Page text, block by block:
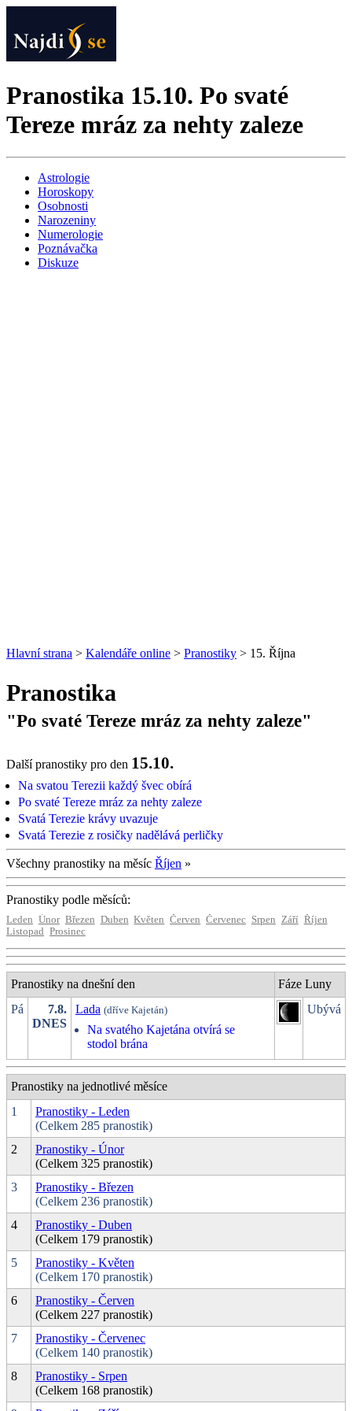
Pranostika 15.10. Po svaté
Tereze mráz za nehty zaleze
Astrologie
Horoskopy
Osobnosti
Narozeniny
Numerologie
Poznávačka
Diskuze
Hlavní strana > Kalendáře online > Pranostiky > 15. Října
Pranostika
"Po svaté Tereze mráz za nehty zaleze"
Další pranostiky pro den 15.10.
Na svatou Terezii každý švec obírá
Po svaté Tereze mráz za nehty zaleze
Svatá Terezie krávy uvazuje
Svatá Terezie z rosičky nadělává perličky
Všechny pranostiky na měsíc Říjen »
Pranostiky podle měsíců:
Leden Únor Březen Duben Květen Červen Červenec Srpen Září Říjen
Listopad Prosinec
Pranostiky na dnešní den
Fáze Luny
Pá
7.8.
DNES
Lada (dříve Kajetán)
Na svatého Kajetána otvírá se
stodol brána
Ubývá
Pranostiky na jednotlivé měsíce
1
Pranostiky - Leden
(Celkem 285 pranostik)
2
Pranostiky - Únor
(Celkem 325 pranostik)
3
Pranostiky - Březen
(Celkem 236 pranostik)
4
Pranostiky - Duben
(Celkem 179 pranostik)
5
Pranostiky - Květen
(Celkem 170 pranostik)
6
Pranostiky - Červen
(Celkem 227 pranostik)
7
Pranostiky - Červenec
(Celkem 140 pranostik)
8
Pranostiky - Srpen
(Celkem 168 pranostik)